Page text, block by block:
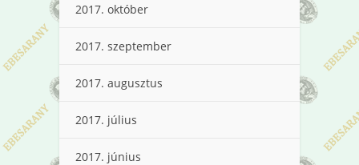
2017. október
2017. szeptember
2017. augusztus
2017. július
2017. június